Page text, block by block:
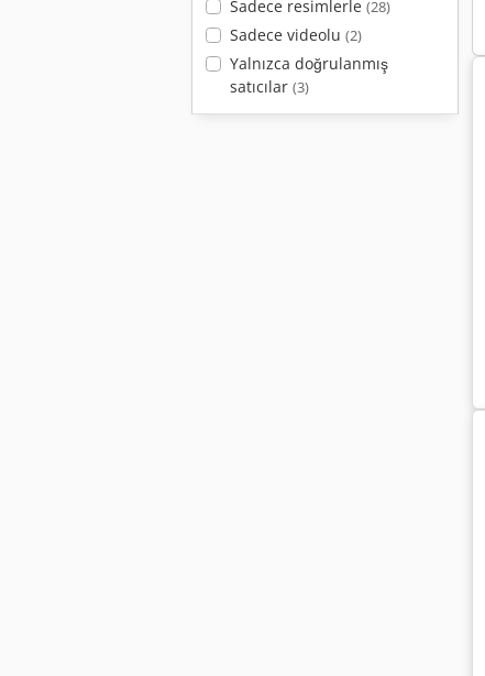
Sadece resimlerle (28)
Sadece videolu (2)
Yalnızca doğrulanmış
satıcılar (3)